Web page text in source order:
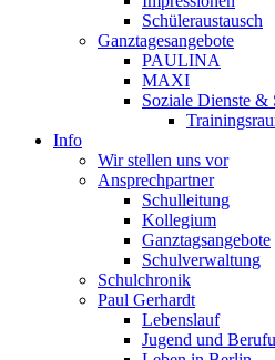
Schüleraustausch
Ganztagesangebote
PAULINA
MAXI
Soziale Dienste &
Info
Wir stellen uns vor
Ansprechpartner
Schulleitung
Kollegium
Ganztagsangebote
Schulverwaltung
Schulchronik
Paul Gerhardt
Lebenslauf
Jugend und